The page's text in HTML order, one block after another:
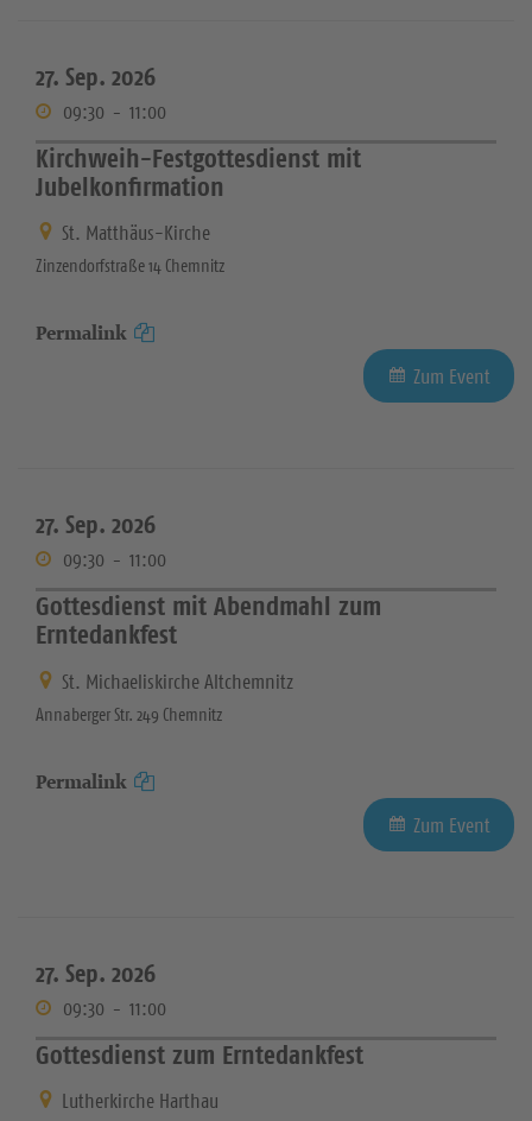
27. Sep. 2026
09:30 - 11:00
Kirchweih-Festgottesdienst mit
Jubelkonfirmation
St. Matthäus-Kirche
Zinzendorfstraße 14 Chemnitz
Permalink
Zum Event
27. Sep. 2026
09:30 - 11:00
Gottesdienst mit Abendmahl zum
Erntedankfest
St. Michaeliskirche Altchemnitz
Annaberger Str. 249 Chemnitz
Permalink
Zum Event
27. Sep. 2026
09:30 - 11:00
Gottesdienst zum Erntedankfest
Lutherkirche Harthau